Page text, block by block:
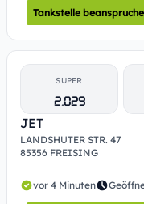
Tankstelle
SUPER
2.029
JET
LANDSHUTER STR. 47
85356 FREISING
vor 4 Minuten